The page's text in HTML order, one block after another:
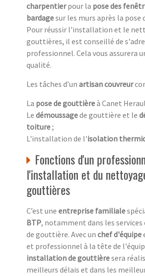
charpentierpour la pose des
bardagesur les murs après la pose
Pour réussir l'installation et le
gouttières, il est conseillé de
professionnel. Cela vous assurera
qualité.
Les tâches d’un artisan couvreur
La pose de gouttièreà Canet
Le démoussagede gouttière et le
toiture;
L'installation de l'isolation
Fonctions d'un
l'installation et du
gouttières
C’est une entreprise familiale
BTP, notamment dans les
de gouttière. Avec un chef d'équipe
et professionnel à la tête de
installation de gouttièresera
meilleurs délais et dans les